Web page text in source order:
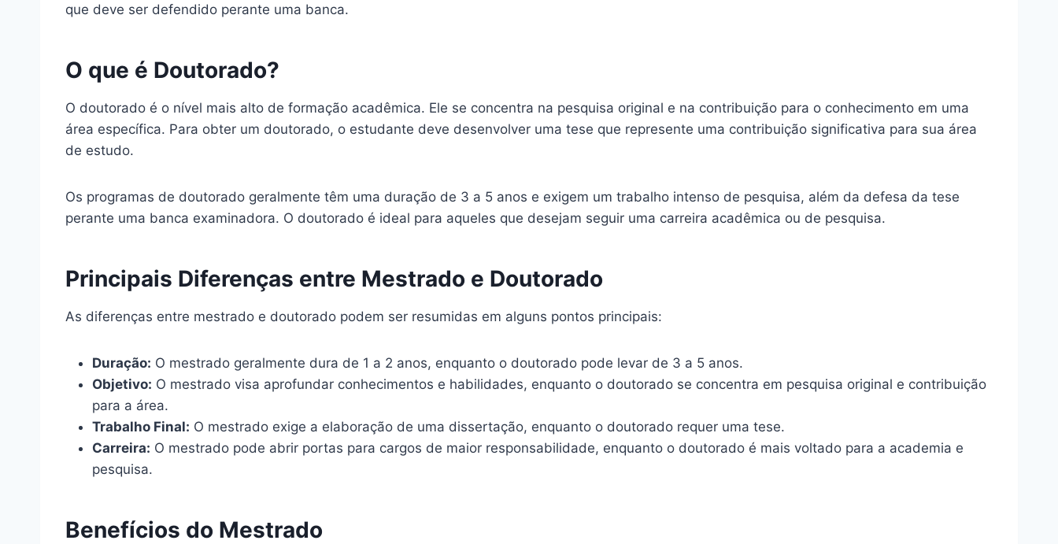
que deve ser defendido perante uma banca.
O que é Doutorado?
O doutorado é o nível mais alto de formação acadêmica. Ele se concentra na pesquisa original e na contribuição para o conhecimento em uma
área específica. Para obter um doutorado, o estudante deve desenvolver uma tese que represente uma contribuição significativa para sua área
de estudo.
Os programas de doutorado geralmente têm uma duração de 3 a 5 anos e exigem um trabalho intenso de pesquisa, além da defesa da tese
perante uma banca examinadora. O doutorado é ideal para aqueles que desejam seguir uma carreira acadêmica ou de pesquisa.
Principais Diferenças entre Mestrado e Doutorado
As diferenças entre mestrado e doutorado podem ser resumidas em alguns pontos principais:
Duração: O mestrado geralmente dura de 1 a 2 anos, enquanto o doutorado pode levar de 3 a 5 anos.
Objetivo: O mestrado visa aprofundar conhecimentos e habilidades, enquanto o doutorado se concentra em pesquisa original e contribuição
para a área.
Trabalho Final: O mestrado exige a elaboração de uma dissertação, enquanto o doutorado requer uma tese.
Carreira: O mestrado pode abrir portas para cargos de maior responsabilidade, enquanto o doutorado é mais voltado para a academia e
pesquisa.
Benefícios do Mestrado